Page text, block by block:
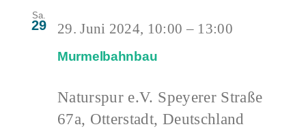
Sa.
29
Murmelbahnbau
29. Juni 2024, 10:00 – 13:00
Naturspur e.V. Speyerer Straße
67a, Otterstadt, Deutschland